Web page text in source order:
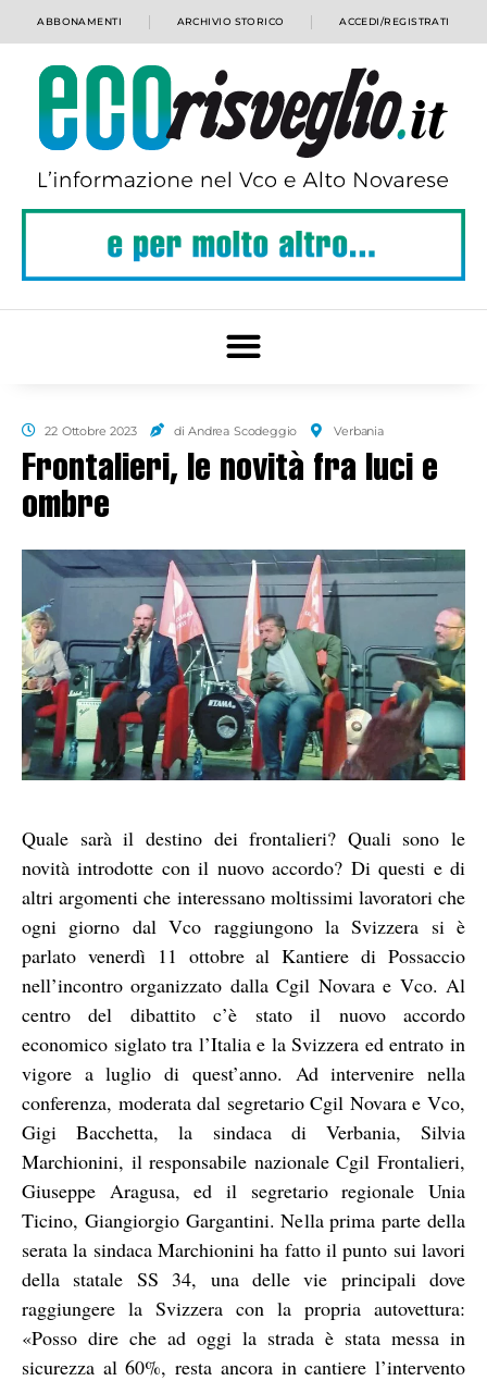
ABBONAMENTI ARCHIVIO STORICO ACCEDI/REGISTRATI
22 Ottobre 2023 di Andrea Scodeggio Verbania
Frontalieri, le novità fra luci e
ombre
Quale sarà il destino dei frontalieri? Quali sono le
novità introdotte con il nuovo accordo? Di questi e di
altri argomenti che interessano moltissimi lavoratori che
ogni giorno dal Vco raggiungono la Svizzera si è
parlato venerdì 11 ottobre al Kantiere di Possaccio
nell’incontro organizzato dalla Cgil Novara e Vco. Al
centro del dibattito c’è stato il nuovo accordo
economico siglato tra l’Italia e la Svizzera ed entrato in
vigore a luglio di quest’anno. Ad intervenire nella
conferenza, moderata dal segretario Cgil Novara e Vco,
Gigi Bacchetta, la sindaca di Verbania, Silvia
Marchionini, il responsabile nazionale Cgil Frontalieri,
Giuseppe Aragusa, ed il segretario regionale Unia
Ticino, Giangiorgio Gargantini. Nella prima parte della
serata la sindaca Marchionini ha fatto il punto sui lavori
della statale SS 34, una delle vie principali dove
raggiungere la Svizzera con la propria autovettura:
«Posso dire che ad oggi la strada è stata messa in
sicurezza al 60%, resta ancora in cantiere l’intervento